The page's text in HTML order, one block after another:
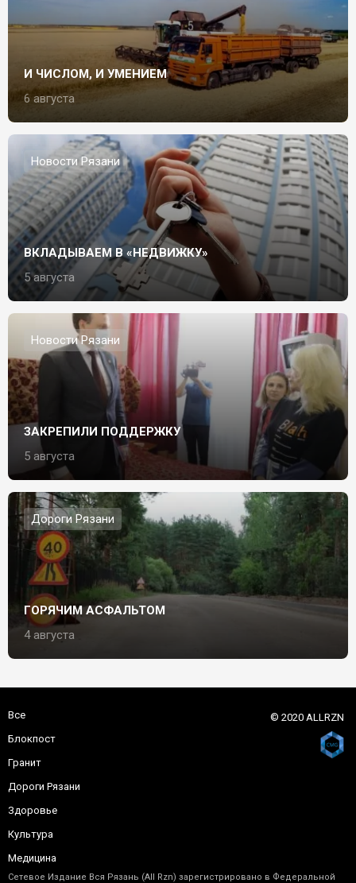
И ЧИСЛОМ, И УМЕНИЕМ
6 августа
Новости Рязани
ВКЛАДЫВАЕМ В «НЕДВИЖКУ»
5 августа
Новости Рязани
ЗАКРЕПИЛИ ПОДДЕРЖКУ
5 августа
Дороги Рязани
ГОРЯЧИМ АСФАЛЬТОМ
4 августа
Все
Блокпост
Гранит
Дороги Рязани
Здоровье
Культура
Медицина
Сетевое Издание Вся Рязань (All Rzn) зарегистрировано в Федеральной
© 2020 ALLRZN